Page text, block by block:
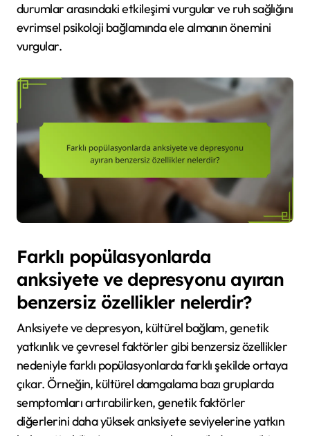
durumlar arasındaki etkileşimi vurgular ve ruh sağlığını
evrimsel psikoloji bağlamında ele almanın önemini
vurgular.
Farklı popülasyonlarda
anksiyete ve depresyonu ayıran
benzersiz özellikler nelerdir?
Anksiyete ve depresyon, kültürel bağlam, genetik
yatkınlık ve çevresel faktörler gibi benzersiz özellikler
nedeniyle farklı popülasyonlarda farklı şekilde ortaya
çıkar. Örneğin, kültürel damgalama bazı gruplarda
semptomları artırabilirken, genetik faktörler
diğerlerini daha yüksek anksiyete seviyelerine yatkın